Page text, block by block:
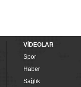
VİDEOLAR
Spor
Haber
Sağlık